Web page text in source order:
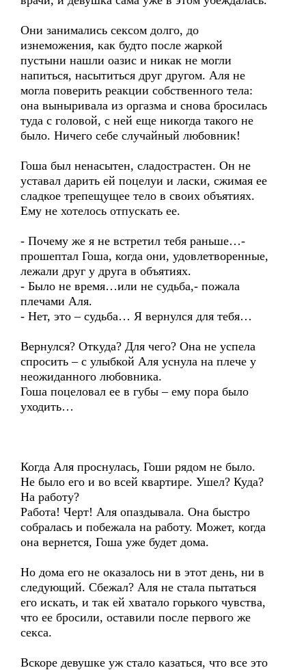
Они занимались сексом долго, до
изнеможения, как будто после жаркой
пустыни нашли оазис и никак не могли
напиться, насытиться друг другом. Аля не
могла поверить реакции собственного тела:
она выныривала из оргазма и снова бросилась
туда с головой, с ней еще никогда такого не
было. Ничего себе случайный любовник!
Гоша был ненасытен, сладострастен. Он не
уставал дарить ей поцелуи и ласки, сжимая ее
сладкое трепещущее тело в своих объятиях.
Ему не хотелось отпускать ее.
- Почему же я не встретил тебя раньше…-
прошептал Гоша, когда они, удовлетворенные,
лежали друг у друга в объятиях.
- Было не время…или не судьба,- пожала
плечами Аля.
- Нет, это – судьба… Я вернулся для тебя…
Вернулся? Откуда? Для чего? Она не успела
спросить – с улыбкой Аля уснула на плече у
неожиданного любовника.
Гоша поцеловал ее в губы – ему пора было
уходить…
Когда Аля проснулась, Гоши рядом не было.
Не было его и во всей квартире. Ушел? Куда?
На работу?
Работа! Черт! Аля опаздывала. Она быстро
собралась и побежала на работу. Может, когда
она вернется, Гоша уже будет дома.
Но дома его не оказалось ни в этот день, ни в
следующий. Сбежал? Аля не стала пытаться
его искать, и так ей хватало горького чувства,
что ее бросили, оставили после первого же
секса.
Вскоре девушке уж стало казаться, что все это